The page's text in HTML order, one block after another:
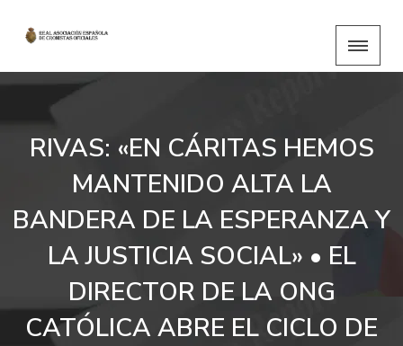
RIVAS: «EN CÁRITAS HEMOS
MANTENIDO ALTA LA
BANDERA DE LA ESPERANZA Y
LA JUSTICIA SOCIAL» • EL
DIRECTOR DE LA ONG
CATÓLICA ABRE EL CICLO DE